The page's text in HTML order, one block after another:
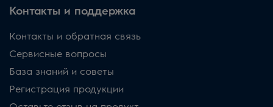
Контакты и поддержка
Контакты и обратная связь
Сервисные вопросы
База знаний и советы
Регистрация продукции